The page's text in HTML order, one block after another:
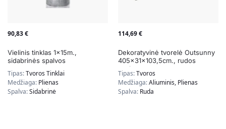
90,83€
Vielinis tinklas 1x15m.,
sidabrinės spalvos
Tipas:Tvoros Tinklai
Medžiaga: Plienas
Spalva:Sidabrinė
114,69€
Dekoratyvinė tvorelė Outsunny
405x31x103,5cm., rudos
spalvos
Tipas:Tvoros
Medžiaga:Aliuminis, Plienas
Spalva: Ruda